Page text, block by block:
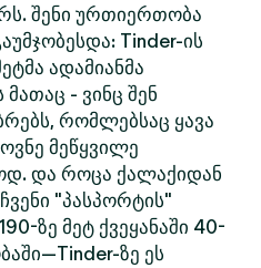
შენი ურთიერთობა
Tinder-ის
ადამიანმა
- ვინც შენ
რომლებსაც ყავა
მეწყვილე
და როცა ქალაქიდან
"პასპორტის"
ზე მეტ ქვეყანაში 40-
ზე ეს